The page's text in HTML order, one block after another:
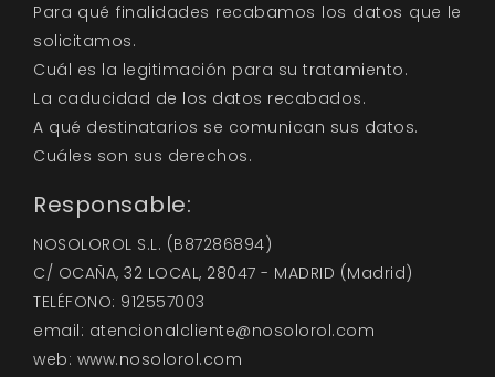
Para qué finalidades recabamos los datos que le
solicitamos.
Cuál es la legitimación para su tratamiento.
La caducidad de los datos recabados.
A qué destinatarios se comunican sus datos.
Cuáles son sus derechos.
Responsable:
NOSOLOROL S.L. (B87286894)
C/ OCAÑA, 32 LOCAL, 28047 - MADRID (Madrid)
TELÉFONO: 912557003
email: atencionalcliente@nosolorol.com
web: www.nosolorol.com